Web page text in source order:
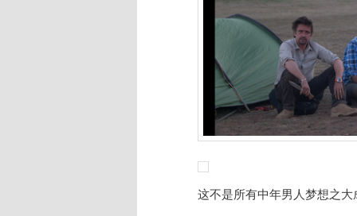
这不是所有中年男人梦想之大